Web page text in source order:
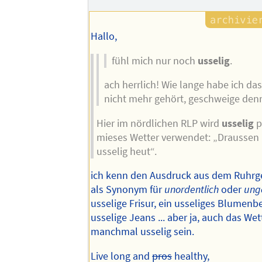
Hallo,
fühl mich nur noch usselig.
ach herrlich! Wie lange habe ich
nicht mehr gehört, geschweige
Hier im nördlichen RLP wird usselig
mieses Wetter verwendet:
usselig heut“.
ich kenn den Ausdruck aus dem
als Synonym fürunordentlichoder
usselige Frisur, ein usseliges
usselige Jeans ... aber ja, auch das
manchmal usselig sein.
Live long andpros healthy,